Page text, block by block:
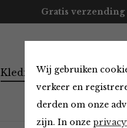
Wij gebruiken
verkeer en
derden om onze
zijn. In onze
Gratis verzending
Kleding Accessoires